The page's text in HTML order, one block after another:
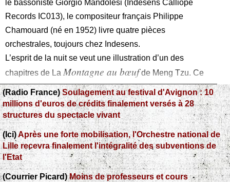
le bassoniste Giorgio Mandolesi (Indesens Calliope
Records IC013), le compositeur français Philippe
Chamouard (né en 1952) livre quatre pièces
orchestrales, toujours chez Indesens.
L’esprit de la nuit se veut une illustration d’un des
chapitres de La Montagne au bœufde Meng Tzu. Ce
chapitre énonce la doctrine du philosophe : « La nature
humaine est foncièrement bonne, mais elle est souvent
détruite par ses actions négatives. Par l’éducation
(Radio France)Soulagement au festival d'Avignon : 10
millions d'euros de crédits finalement versés à 28
structures du spectacle vivant
(Ici)Après une forte mobilisation, l'Orchestre national de
Lille recevra finalement l'intégralité des subventions de
l'Etat
(Courrier Picard)Moins de professeurs et cours